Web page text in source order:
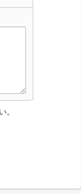
。